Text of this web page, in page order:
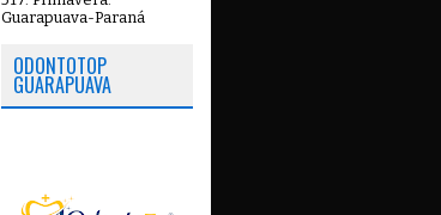
Guarapuava-Paraná
ODONTOTOP
GUARAPUAVA